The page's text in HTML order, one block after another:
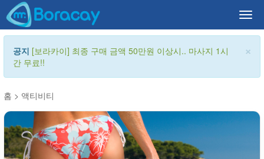
×
공지 [보라카이] 최종 구매 금액 50만원 이상시.. 마사지 1시
간 무료!!
홈 > 액티비티